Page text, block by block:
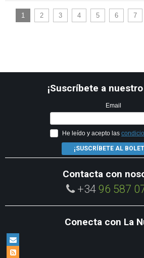
1 2 3 4 5 6 7
¡Suscríbete a
Email
He leído y acepto las
¡SUSCRÍBETE AL
Contacta con
+34 96 587
Conecta con La